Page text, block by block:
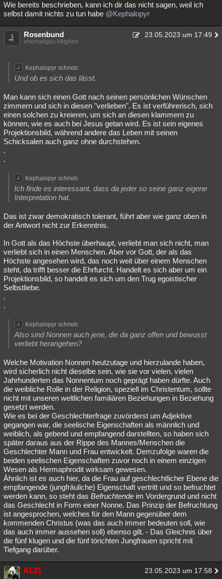
Wie bereits beschrieben, kann ich dir das nicht sagen, weil ich
selbst damit nichts zu tun habe @Kephalopyr
Rosenbund 23.05.2023 um 17:49
ehemaliges Mitglied
Kephalopyr schrieb:
Und ob es sich das lässt.
Man kann sich einen Gott nach seinen persönlichen Wünschen
zimmern und sich in diesen "verlieben". Es ist verführerisch, sich
einen solchen zu kreieren, um sich an diesen klammern zu
können, wie es auch bei Jesus getan wird. Es ist sein eigenes
Projektionsbild, während andere das Leben mit seinen
Schicksalen auch ganz ohne durchstehen.
.
.
Kephalopyr schrieb:
Ich finde es interessant, dass da jeder so seine ganz eigene
Interpretation hat.
Das ist zwar demokratisch tolerant, führt aber wie ganz oben in
der Antwort nicht zur Erkenntnis.
In Gott als das Höchste überhaupt, verliebt man sich nicht, man
verliebt sich in einen Menschen. Aber vor Gott, der als das
Höchste angesehen wird, das noch weit über einem Menschen
steht, da trifft besser die Ehrfurcht. Handelt es sich aber um ein
Projektionsbild, so handelt es sich um den Trug egoistischer
Selbstliebe.
.
.
Kephalopyr schrieb:
Also sind Nonnen auch jene, die da ganz offen und bewusst
verliebt herangehen?
Welche Motivation Nonnen heutzutage und hierzulande haben,
wird sicherlich nicht dieselbe sein, wie sie vor vielen, vielen
Jahrhunderten das Nonnentum noch geprägt haben dürfte. Auch
die weibliche Rolle in der Religion, speziell im Christentum, sollte
nicht mit unseren weltlichen familiären Beziehungen in Beziehung
gesetzt werden.
Wie es bei der Geschlechterfrage zuvörderst um Adjektive
gegangen war, die seelische Eigenschaften als männlich und
weiblich, als gebend und empfangend darstellten, so haben sich
später daraus aus der Rippe des Mannes/Menschen die
Geschlechter Mann und Frau entwickelt. Demzufolge waren die
beiden seelischen Eigenschaften zuvor noch in einem einzigen
Wesen als Hermaphrodit wirksam gewesen.
Ähnlich ist es auch hier, da die Frau auf geschlechtlicher Ebene die
empfangende (jungfräuliche) Eigenschaft vertritt und so befruchtet
werden kann, so steht das Befruchtende im Vordergrund und nicht
das Geschlecht in Form einer Nonne. Das Prinzip der Befruchtung
ist angesprochen, welches für den Mann gegenüber dem
kommenden Christus (was das auch immer bedeuten soll, wie
das auch immer aussehen soll) ebenso gilt. - Das Gleichnis über
die fünf klugen und die fünf törichten Jungfrauen spricht mit
Tiefgang darüber.
KL21 23.05.2023 um 17:58